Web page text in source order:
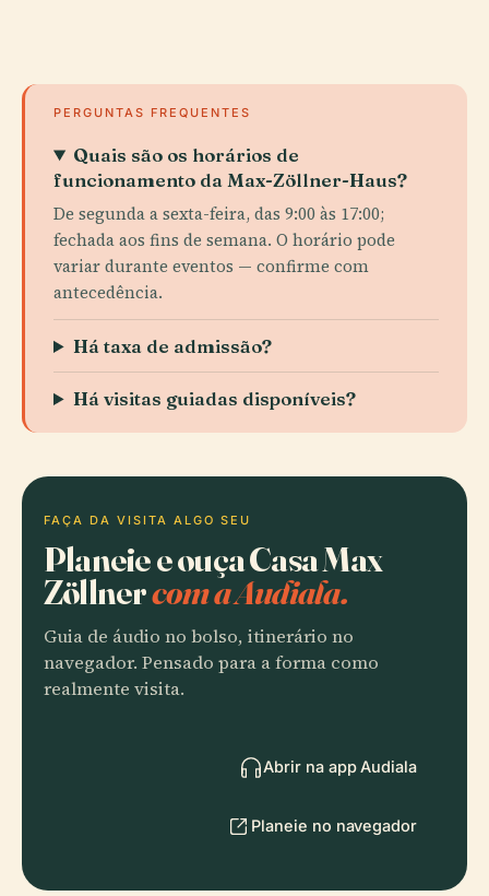
PERGUNTAS FREQUENTES
Quais são os horários de
funcionamento da Max-Zöllner-Haus?
De segunda a sexta-feira, das 9:00 às 17:00;
fechada aos fins de semana. O horário pode
variar durante eventos — confirme com
antecedência.
Há taxa de admissão?
Há visitas guiadas disponíveis?
FAÇA DA VISITA ALGO SEU
Planeie e ouça Casa Max
Zöllnercom a Audiala.
Guia de áudio no bolso, itinerário no
navegador. Pensado para a forma como
realmente visita.
Abrir na app Audiala
Planeie no navegador